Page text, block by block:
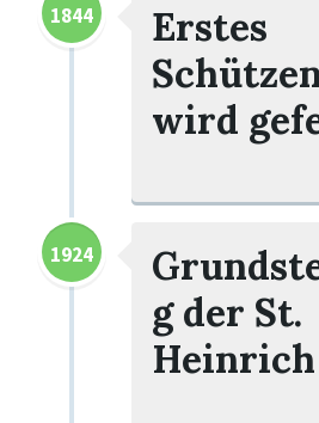
1844
Erstes
wird
1924
g der St.